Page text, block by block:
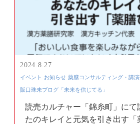
2024.8.27
イベント お知らせ 薬膳コンサルティング・講
阪口珠未ブログ「未来を信じてる」
読売カルチャー「錦糸町」にて
たのキレイと元気を引き出す「